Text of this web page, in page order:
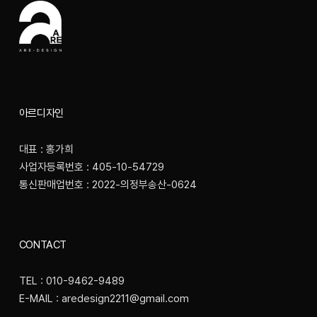
아르디자인
대표 : 홍가희
사업자등록번호 : 405-10-54729
통신판매업번호 : 2022-의정부송산-0624
CONTACT
TEL : 010-9462-9489
E-MAIL : aredesign2211@gmail.com